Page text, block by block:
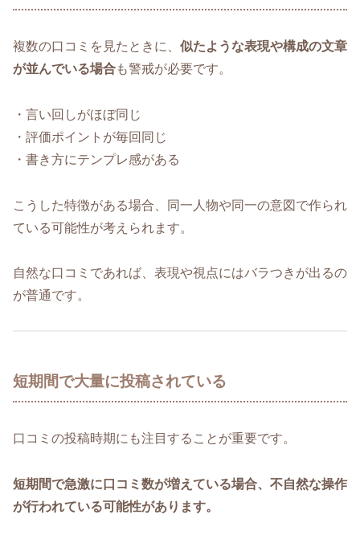
複数の口コミを見たときに、 似たような表現や構成の文章
が並んでいる場合も警戒が必要です。
・言い回しがほぼ同じ
・評価ポイントが毎回同じ
・書き方にテンプレ感がある
こうした特徴がある場合、同一人物や同一の意図で作られ
ている可能性が考えられます。
自然な口コミであれば、表現や視点にはバラつきが出るの
が普通です。
短期間で大量に投稿されている
口コミの投稿時期にも注目することが重要です。
短期間で急激に口コミ数が増えている場合、不自然な操作
が行われている可能性があります。